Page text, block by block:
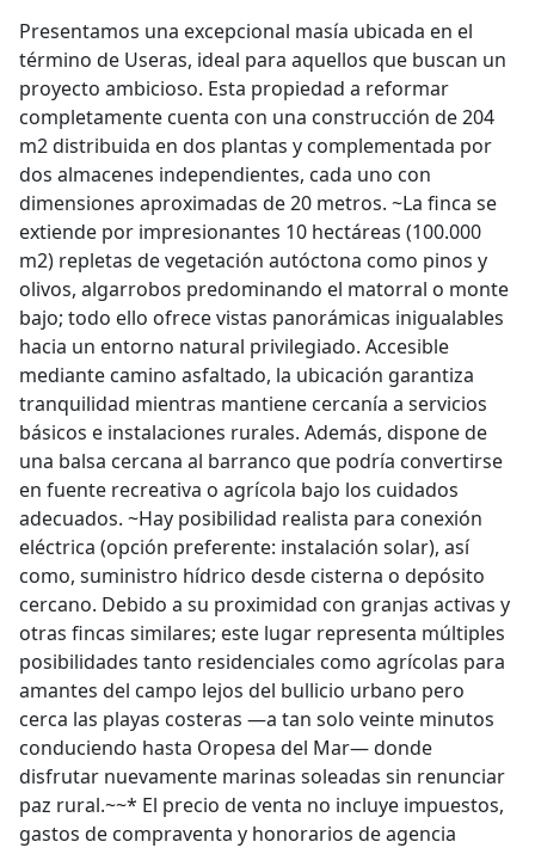
Presentamos una excepcional masía ubicada en el
término de Useras, ideal para aquellos que buscan un
proyecto ambicioso. Esta propiedad a reformar
completamente cuenta con una construcción de 204
m2 distribuida en dos plantas y complementada por
dos almacenes independientes, cada uno con
dimensiones aproximadas de 20 metros. ~La finca se
extiende por impresionantes 10 hectáreas (100.000
m2) repletas de vegetación autóctona como pinos y
olivos, algarrobos predominando el matorral o monte
bajo; todo ello ofrece vistas panorámicas inigualables
hacia un entorno natural privilegiado. Accesible
mediante camino asfaltado, la ubicación garantiza
tranquilidad mientras mantiene cercanía a servicios
básicos e instalaciones rurales. Además, dispone de
una balsa cercana al barranco que podría convertirse
en fuente recreativa o agrícola bajo los cuidados
adecuados. ~Hay posibilidad realista para conexión
eléctrica (opción preferente: instalación solar), así
como, suministro hídrico desde cisterna o depósito
cercano. Debido a su proximidad con granjas activas y
otras fincas similares; este lugar representa múltiples
posibilidades tanto residenciales como agrícolas para
amantes del campo lejos del bullicio urbano pero
cerca las playas costeras —a tan solo veinte minutos
conduciendo hasta Oropesa del Mar— donde
disfrutar nuevamente marinas soleadas sin renunciar
paz rural.~~* El precio de venta no incluye impuestos,
gastos de compraventa y honorarios de agencia